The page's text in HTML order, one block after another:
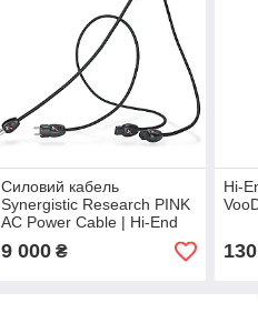
Силовий кабель
Synergistic Research PINK
AC Power Cable | Hi-End
живлення
9 000₴
Hi-